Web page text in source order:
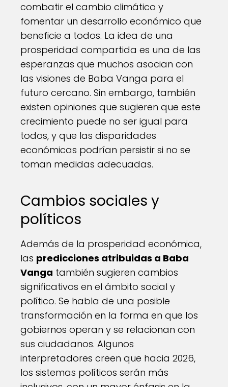
combatir el cambio climático y
fomentar un desarrollo económico que
beneficie a todos. La idea de una
prosperidad compartida es una de las
esperanzas que muchos asocian con
las visiones de Baba Vanga para el
futuro cercano. Sin embargo, también
existen opiniones que sugieren que este
crecimiento puede no ser igual para
todos, y que las disparidades
económicas podrían persistir si no se
toman medidas adecuadas.
Cambios sociales y
políticos
Además de la prosperidad económica,
las predicciones atribuidas a Baba
Vanga también sugieren cambios
significativos en el ámbito social y
político. Se habla de una posible
transformación en la forma en que los
gobiernos operan y se relacionan con
sus ciudadanos. Algunos
interpretadores creen que hacia 2026,
los sistemas políticos serán más